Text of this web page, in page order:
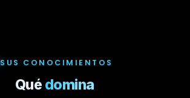
SUS CONOCIMIENTOS
Qué domina